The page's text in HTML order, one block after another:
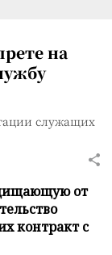
на
служащих
от
контракт с